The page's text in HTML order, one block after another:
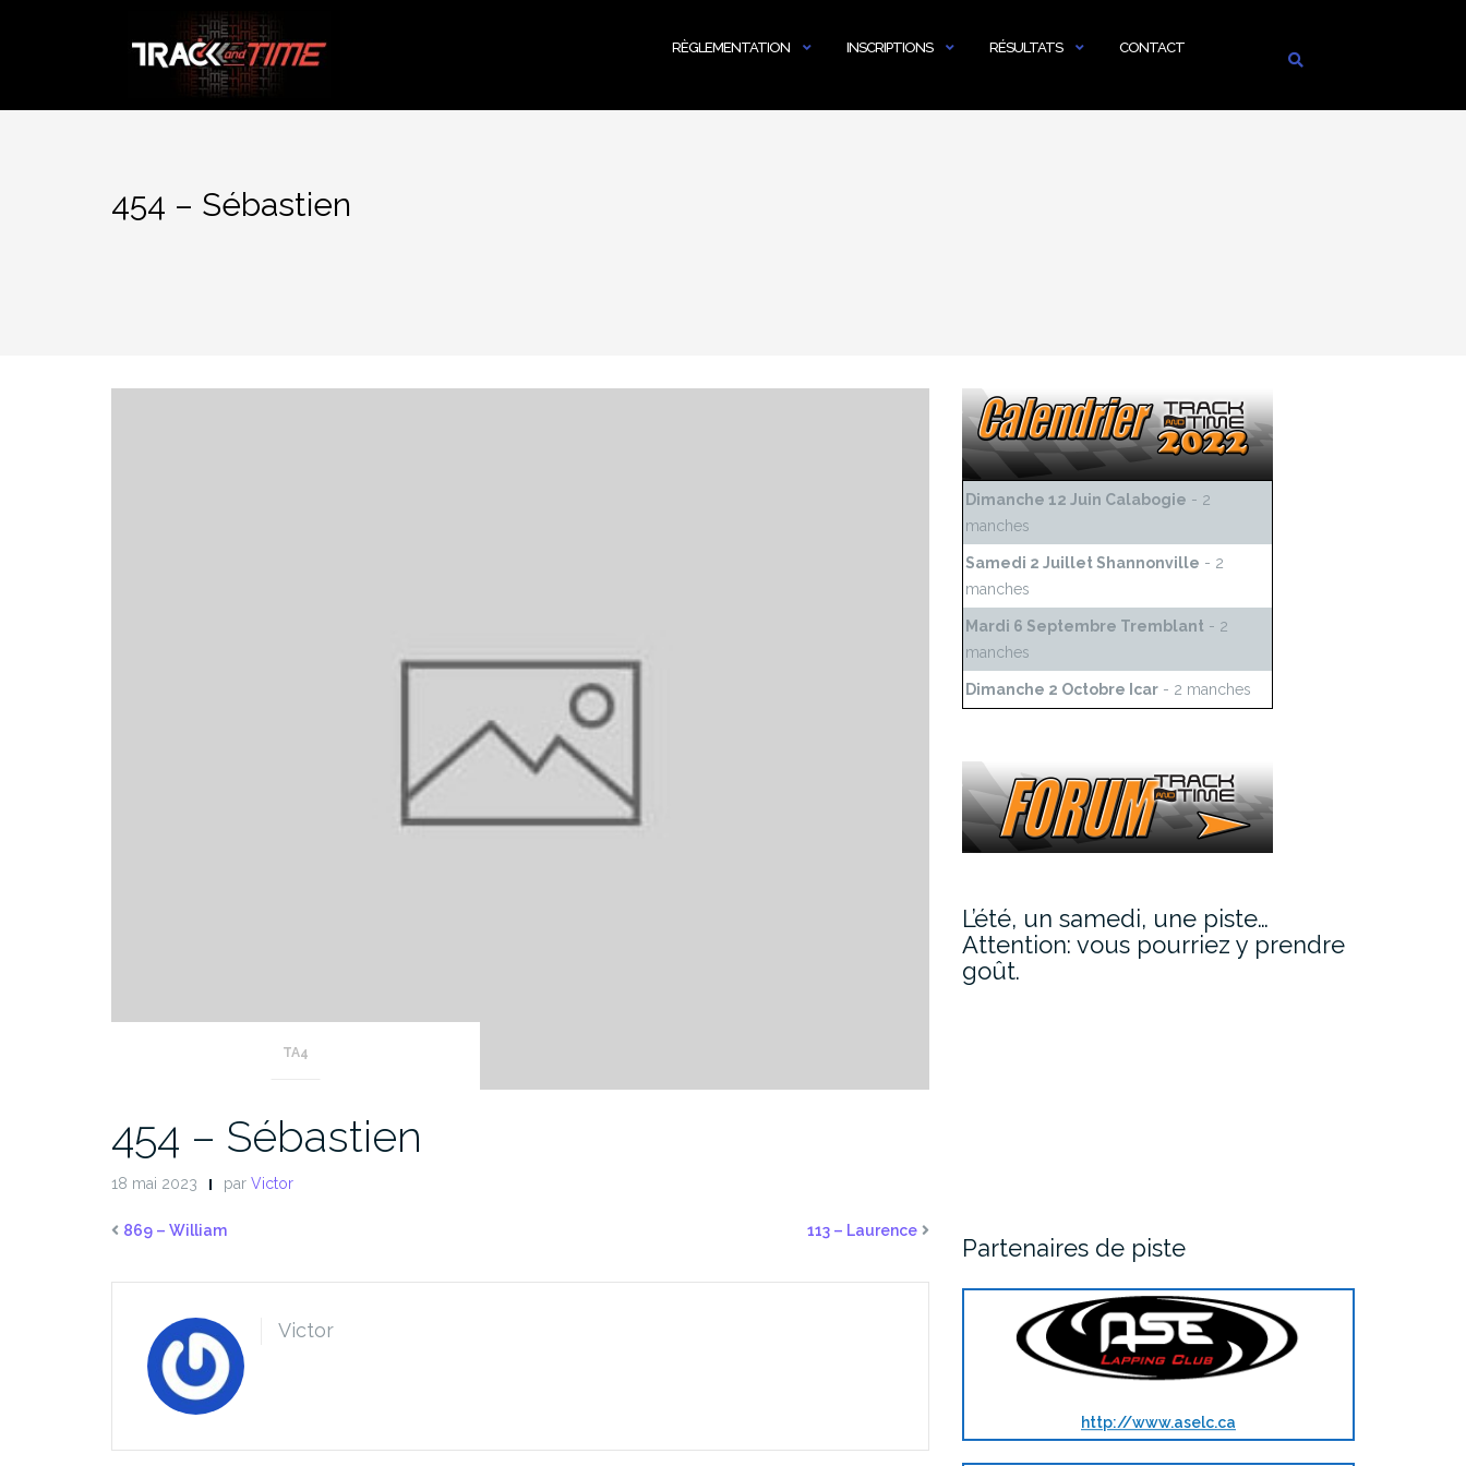
RÈGLEMENTATION INSCRIPTIONS RÉSULTATS CONTACT
454 – Sébastien
TA4
454 – Sébastien
18 mai 2023 par Victor
869 – William 113 – Laurence
Victor
Dimanche 12 Juin Calabogie - 2
manches
Samedi 2 Juillet Shannonville - 2
manches
Mardi 6 Septembre Tremblant - 2
manches
Dimanche 2 Octobre Icar - 2 manches
L’été, un samedi, une piste…
Attention: vous pourriez y prendre
goût.
Partenaires de piste
http://www.aselc.ca